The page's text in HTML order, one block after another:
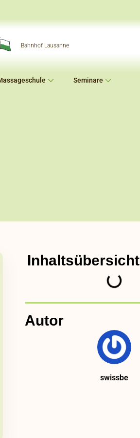
Bahnhof Lausanne
Seminare
Inhaltsübersicht
Autor
swissbe